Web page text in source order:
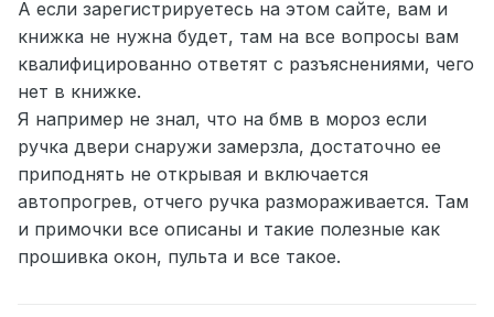
А если зарегистрируетесь на этом сайте, вам и
книжка не нужна будет, там на все вопросы вам
квалифицированно ответят с разъяснениями, чего
нет в книжке.
Я например не знал, что на бмв в мороз если
ручка двери снаружи замерзла, достаточно ее
приподнять не открывая и включается
автопрогрев, отчего ручка размораживается. Там
и примочки все описаны и такие полезные как
прошивка окон, пульта и все такое.